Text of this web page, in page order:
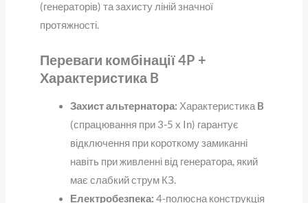
(генераторів) та захисту ліній значної
протяжності.
Переваги комбінації 4P +
Характеристика B
Захист альтернатора: Характеристика B
(спрацювання при 3-5 x In) гарантує
відключення при короткому замиканні
навіть при живленні від генератора, який
має слабкий струм КЗ.
Електробезпека: 4-полюсна конструкція